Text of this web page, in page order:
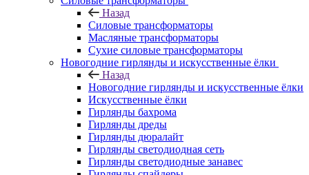
Назад
Силовые трансформаторы
Масляные трансформаторы
Сухие силовые трансформаторы
Новогодние гирлянды и искусственные ёлки
Назад
Новогодние гирлянды и искусственные ёлки
Искусственные ёлки
Гирлянды бахрома
Гирлянды дреды
Гирлянды дюралайт
Гирлянды светодиодная сеть
Гирлянды светодиодные занавес